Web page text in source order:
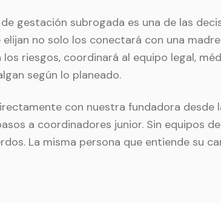
gestación subrogada es una de las
elijan no solo los conectará con una
riesgos, coordinará al equipo legal,
según lo planeado.
con nuestra fundadora desde
a coordinadores junior. Sin equipos
La misma persona que entiende su